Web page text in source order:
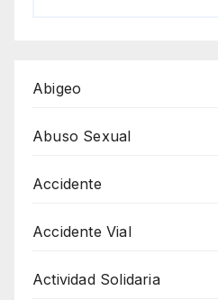
Abigeo
Abuso Sexual
Accidente
Accidente Vial
Actividad Solidaria